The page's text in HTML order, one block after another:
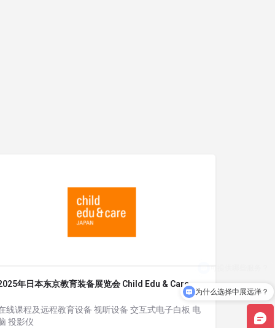
年日本东京教育装备展览会 Child Edu & Care
线课程及远程教育设备 视听设备 交互式电子白板 电
投影仪
为什么选择中展远洋？